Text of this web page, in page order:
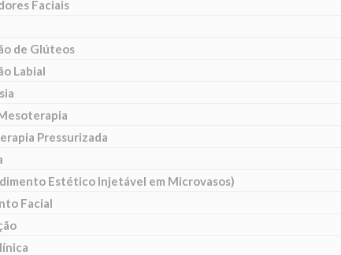
Faciais
de Glúteos
Labial
Pressurizada
Estético Injetável em Microvasos)
Facial